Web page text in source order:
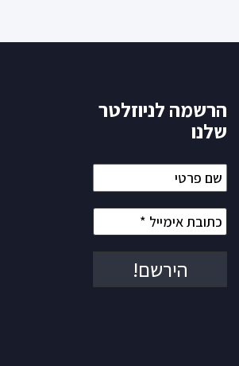
הרשמה לניוזלטר
שלנו
שם
פרטי
כתובת
אימייל